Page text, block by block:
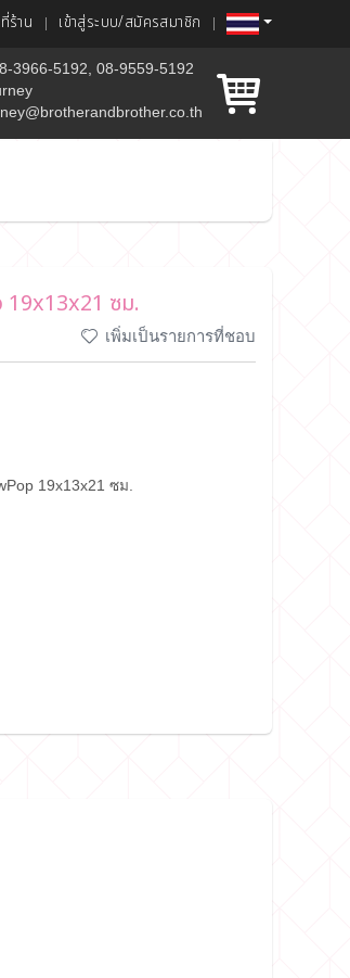
ร้าน เข้าสู่ระบบ/สมัครสมาชิก
3966-5192, 08-9559-5192
19x13x21 ซม.
เพิ่มเป็นรายการที่ชอบ
19x13x21 ซม.